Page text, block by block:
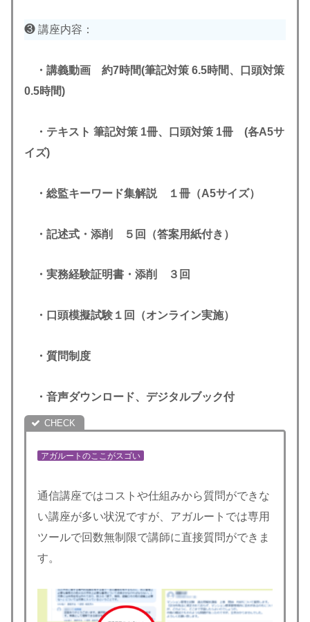
❸ 講座内容：
・講義動画 約7時間(筆記対策 6.5時間、口頭対策
0.5時間)
・テキスト 筆記対策 1冊、口頭対策 1冊 (各A5サ
イズ)
・総監キーワード集解説 １冊（A5サイズ）
・記述式・添削 ５回（答案用紙付き）
・実務経験証明書・添削 ３回
・口頭模擬試験１回（オンライン実施）
・質問制度
・音声ダウンロード、デジタルブック付
アガルートのここがスゴい
通信講座ではコストや仕組みから質問ができな
い講座が多い状況ですが、アガルートでは専用
ツールで回数無制限で講師に直接質問ができま
す。